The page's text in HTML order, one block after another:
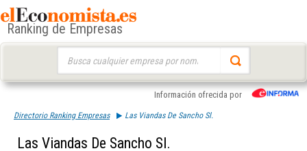
Ranking de Empresas
Información ofrecida por
Directorio Ranking Empresas Las Viandas De Sancho Sl.
Las Viandas De Sancho Sl.